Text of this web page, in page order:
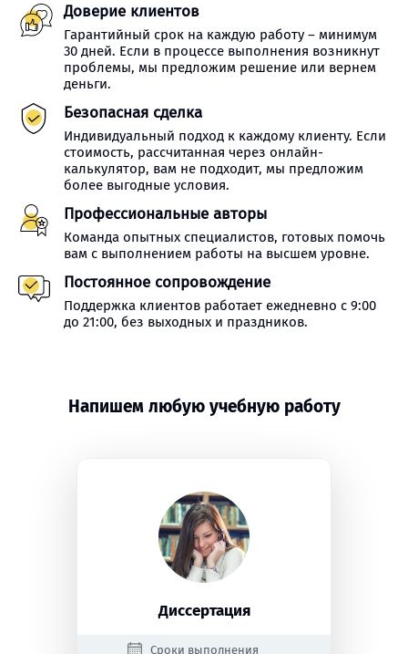
Доверие клиентов
Гарантийный срок на каждую работу – минимум
30 дней. Если в процессе выполнения возникнут
проблемы, мы предложим решение или вернем
деньги.
Безопасная сделка
Индивидуальный подход к каждому клиенту. Если
стоимость, рассчитанная через онлайн-
калькулятор, вам не подходит, мы предложим
более выгодные условия.
Профессиональные авторы
Команда опытных специалистов, готовых помочь
вам с выполнением работы на высшем уровне.
Постоянное сопровождение
Поддержка клиентов работает ежедневно с 9:00
до 21:00, без выходных и праздников.
Напишем любую учебную работу
Диссертация
Сроки выполнения